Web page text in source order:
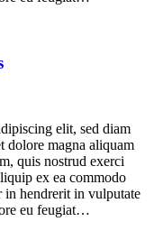
elit, sed diam
dolore magna aliquam
quis nostrud exerci
ex ea commodo
in hendrerit in vulputate
eu feugiat…